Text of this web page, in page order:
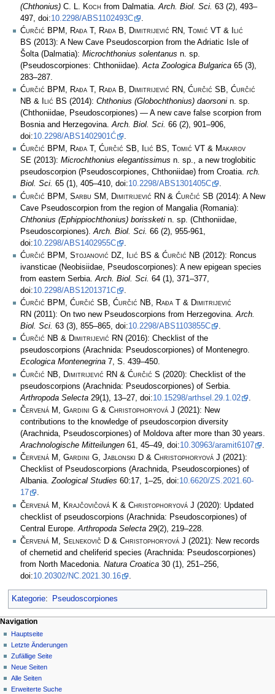
(Chthonius) C. L. Koch from Dalmatia. Arch. Biol. Sci. 63 (2), 493–
497, doi:10.2298/ABS1102493C
Ćurčić BPM, Rađa T, Rađa B, Dimitrijević RN, Tomić VT & Ilić
BS (2013): A New Cave Pseudoscorpion from the Adriatic Isle of
Šolta (Dalmatia): Microchthonius solentanus n. sp.
(Pseudoscorpiones: Chthoniidae).Acta Zoologica Bulgarica 65 (3),
283–287.
Ćurčić BPM, Rađa T, Rađa B, Dimitrijević RN, Ćurčić SB, Ćurčić
NB & Ilić BS (2014): Chthonius (Globochthonius) daorsoni n. sp.
(Chthoniidae, Pseudoscorpiones) — A new cave false scorpion from
Bosnia and Herzegovina.Arch. Biol. Sci. 66 (2), 901–906,
doi:10.2298/ABS1402901Ć
.
Ćurčić BPM, Rađa T, Ćurčić SB, Ilić BS, Tomić VT & Makarov
SE (2013): Microchthonius elegantissimus n. sp., a new troglobitic
pseudoscorpion (Pseudoscorpiones, Chthoniidae) from Croatia. rch.
Biol. Sci. 65 (1), 405–410, doi:10.2298/ABS1301405C
.
Ćurčić BPM, Sarbu SM, Dimitrijević RN & Ćurčić SB (2014): A New
Cave Pseudoscorpion from the region of Mangalia (Romania):
Chthonius (Ephippiochthonius) borissketi n. sp. (Chthoniidae,
Pseudoscorpiones). Arch. Biol. Sci. 66 (2), 955-961,
doi:10.2298/ABS1402955C
Ćurčić BPM, Stojanović DZ, Ilić BS & Ćurčić NB (2012): Roncus
ivansticae (Neobisiidae, Pseudoscorpiones): A new epigean species
from eastern Serbia.Arch. Biol. Sci. 64 (1), 371–377,
doi:10.2298/ABS1201371C
.
Ćurčić BPM, Ćurčić SB, Ćurčić NB, Rađa T & Dimitrijević
RN (2011): On two new Pseudoscorpions from Herzegovina.Arch.
Biol. Sci. 63 (3), 855–865, doi:10.2298/ABS1103855C
.
Ćurčić NB & Dimitrijević RN (2016): Checklist of the
pseudoscorpions (Arachnida: Pseudoscorpiones) of Montenegro.
Ecologica Montenegrina 7, S. 439–450.
Ćurčić NB, Dimitrijević RN & Ćurčić S (2020): Checklist of the
pseudoscorpions (Arachnida: Pseudoscorpiones) of Serbia.
Arthropoda Selecta 29(1), 13–27, doi:10.15298/arthsel.29.1.02
Červená M, Gardini G & Christophoryová J (2021): New
contributions to the knowledge of pseudoscorpion diversity
(Arachnida, Pseudoscorpiones) of Moldova after more than 30 years.
Arachnologische Mitteilungen 61, 45–49, doi:10.30963/aramit6107
.
Červená M, Gardini G, Jablonski D & Christophoryová J (2021):
Checklist of Pseudoscorpions (Arachnida, Pseudoscorpiones) of
Albania.Zoological Studies 60:17, 1–25, doi:10.6620/ZS.2021.60-
17
.
Červená M, Krajčovičová K & Christophoryová J (2020): Updated
checklist of pseudoscorpions (Arachnida: Pseudoscorpiones) of
Central Europe. Arthropoda Selecta 29(2), 219–228.
Červená M, Selnekovič D & Christophoryová J (2021): New records
of chernetid and cheliferid species (Arachnida: Pseudoscorpiones)
from North Macedonia. Natura Croatica 30 (1), 251–256,
doi:10.20302/NC.2021.30.16
Kategorie: Pseudoscorpiones
Navigation
Hauptseite
Letzte Änderungen
Zufällige Seite
Neue Seiten
Alle Seiten
Erweiterte Suche